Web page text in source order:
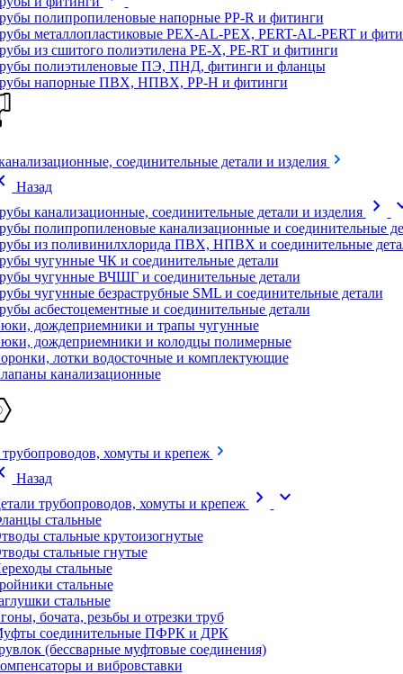
полипропиленовые напорные PP-R и фитинги
металлопластиковые PEX-AL-PEX, PERT-AL-PERT и
из сшитого полиэтилена PE-X, PE-RT и фитинги
полиэтиленовые ПЭ, ПНД, фитинги и фланцы
напорные ПВХ, НПВХ, PP-H и фитинги
соединительные детали и изделия
Назад
канализационные, соединительные детали и изделия
chevron_right
полипропиленовые канализационные и соединительные
из поливинилхлорида ПВХ, НПВХ и соединительные
чугунные ЧК и соединительные детали
чугунные ВЧШГ и соединительные детали
чугунные безраструбные SML и соединительные детали
асбестоцементные и соединительные детали
дождеприемники и трапы чугунные
дождеприемники и колодцы полимерные
лотки водосточные и комплектующие
канализационные
трубопроводов, хомуты и крепеж
Назад
трубопроводов, хомуты и крепеж
chevron_right expand_more
стальные
стальные крутоизогнутые
стальные гнутые
стальные
стальные
стальные
бочата, резьбы и отрезки труб
соединительные ПФРК и ДРК
(бессварные муфтовые соединения)
и вибровставки